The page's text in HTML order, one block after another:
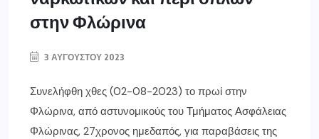
στην Φλώρινα
3 ΑΥΓΟΎΣΤΟΥ 2023
Συνελήφθη χθες (02-08-2023) το πρωί στην
Φλώρινα, από αστυνομικούς του Τμήματος Ασφάλειας
Φλώρινας, 27χρονος ημεδαπός, για παραβάσεις της